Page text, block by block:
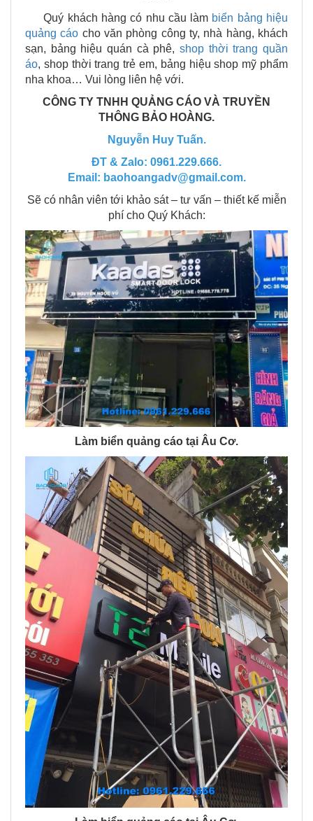
Quý khách hàng có nhu cầu làm biển bảng hiệu
quảng cáo cho văn phòng công ty, nhà hàng, khách
sạn, bảng hiệu quán cà phê, shop thời trang quần
áo, shop thời trang trẻ em, bảng hiệu shop mỹ phẩm
nha khoa… Vui lòng liên hệ với.
CÔNG TY TNHH QUẢNG CÁO VÀ TRUYỀN
THÔNG BẢO HOÀNG.
Nguyễn Huy Tuấn.
ĐT & Zalo: 0961.229.666.
Email: baohoangadv@gmail.com.
Sẽ có nhân viên tới khảo sát – tư vấn – thiết kế miễn
phí cho Quý Khách:
Làm biển quảng cáo tại Âu Cơ.